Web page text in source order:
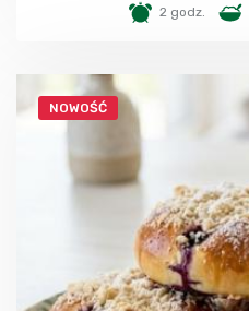
2 godz.
NOWOŚĆ